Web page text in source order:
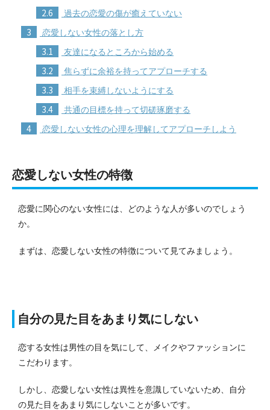
2.6 過去の恋愛の傷が癒えていない
3 恋愛しない女性の落とし方
3.1 友達になるところから始める
3.2 焦らずに余裕を持ってアプローチする
3.3 相手を束縛しないようにする
3.4 共通の目標を持って切磋琢磨する
4 恋愛しない女性の心理を理解してアプローチしよう
恋愛しない女性の特徴
恋愛に関心のない女性には、どのような人が多いのでしょう
か。
まずは、恋愛しない女性の特徴について見てみましょう。
自分の見た目をあまり気にしない
恋する女性は男性の目を気にして、メイクやファッションに
こだわります。
しかし、恋愛しない女性は異性を意識していないため、自分
の見た目をあまり気にしないことが多いです。